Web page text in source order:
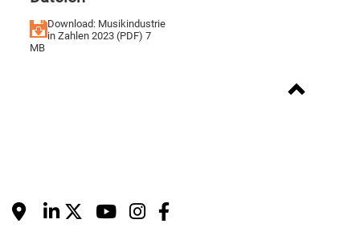
Download: Musikindustrie
in Zahlen 2023 (PDF) 7
MB